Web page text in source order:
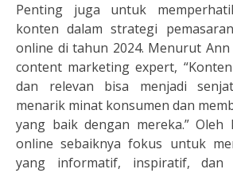
Penting juga untuk
konten dalam strategi
online di tahun 2024. Menurut
content marketing expert,
dan relevan bisa menjadi
menarik minat konsumen dan
yang baik dengan mereka.”
online sebaiknya fokus untuk
yang informatif, inspiratif, dan